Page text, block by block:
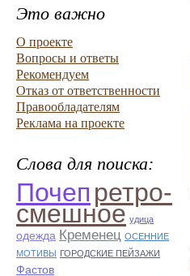
Это важно
О проекте
Вопросы и ответы
Рекомендуем
Отказ от ответственности
Правообладателям
Реклама на проекте
Слова для поиска:
Почеп ретро-
смешное удица
одежда Кременец ОСЕННИЕ
МОТИВЫ ГОРОДСКИЕ ПЕЙЗАЖИ
Фастов